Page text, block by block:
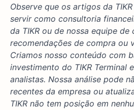
Observe que os artigos da
servir como consultoria
da TIKR ou de nossa equipe de
recomendações de compra ou
Criamos nosso conteúdo com
investimento do TIKR Terminal
analistas. Nossa análise pode
recentes da empresa ou
TIKR não tem posição em